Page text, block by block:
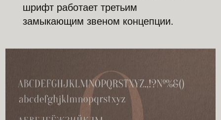
шрифт работает третьим
замыкающим звеном концепции.